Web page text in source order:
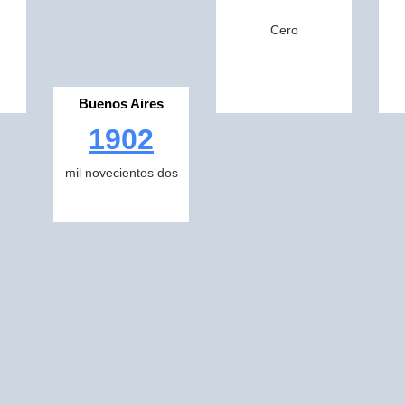
Buenos Aires
1902
mil novecientos dos
Cero